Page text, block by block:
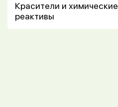
Красители и химические
реактивы